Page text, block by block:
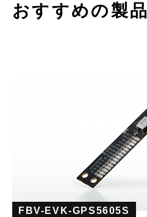
おすすめの製品
FBV-EVK-GPS5605S